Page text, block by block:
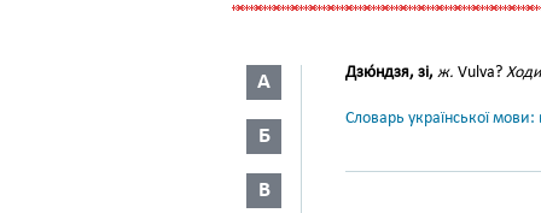
А
Б
В
Дзю́ндзя, зі, ж. Vulva?
Словарь української